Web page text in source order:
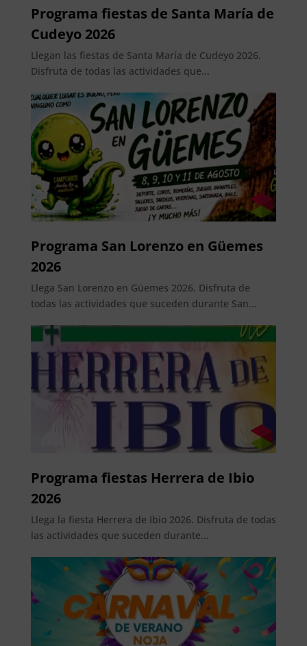
Programa fiestas de Santa María de
Cudeyo 2026
Llegan las fiestas de Santa María de Cudeyo 2026.
Disfruta de todas las actividades que...
Programa San Lorenzo en Güemes
2026
Llega San Lorenzo en Güemes 2026. Disfruta de
todas las actividades que suceden durante San...
Programa fiestas Herrera de Ibio
2026
Llega la fiesta Herrera de Ibio 2026. Disfruta de todas
las actividades que suceden durante...